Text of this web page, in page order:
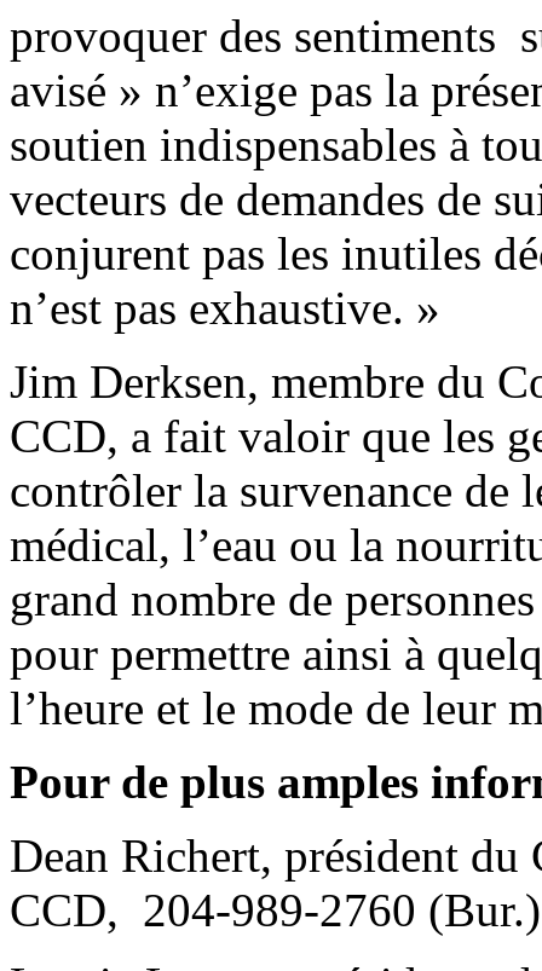
provoquer des sentiments
avisé » n’exige pas la
soutien indispensables à
vecteurs de demandes de
conjurent pas les inutiles
n’est pas exhaustive. »
Jim Derksen, membre du
CCD, a fait valoir que les
contrôler la survenance de
médical, l’eau ou la
grand nombre de
pour permettre ainsi à
l’heure et le mode de leur
Pour de plus amples
Dean Richert, président
CCD, 204-989-2760 (Bur.)